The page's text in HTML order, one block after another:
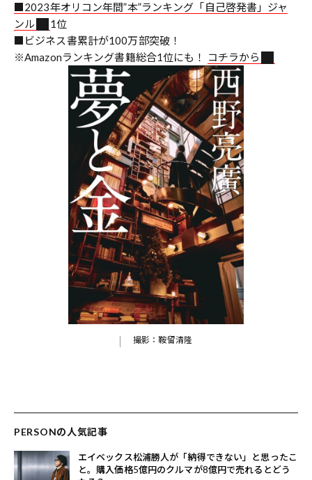
■2023年オリコン年間”本”ランキング「自己啓発書」ジャ
ンル
1位
■ビジネス書累計が100万部突破！
※Amazonランキング書籍総合1位にも！
コチラから
撮影：鞍留清隆
PERSONの人気記事
エイベックス松浦勝人が「納得できない」と思ったこ
と。購入価格5億円のクルマが8億円で売れるとどう